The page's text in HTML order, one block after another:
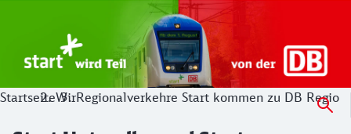
Start Unterelbe und Start
Ab August 2026 ist Start Teil der DB Regio. Ziel ist ein
StartseiteWirRegionalverkehre Start kommen zu DB Regio